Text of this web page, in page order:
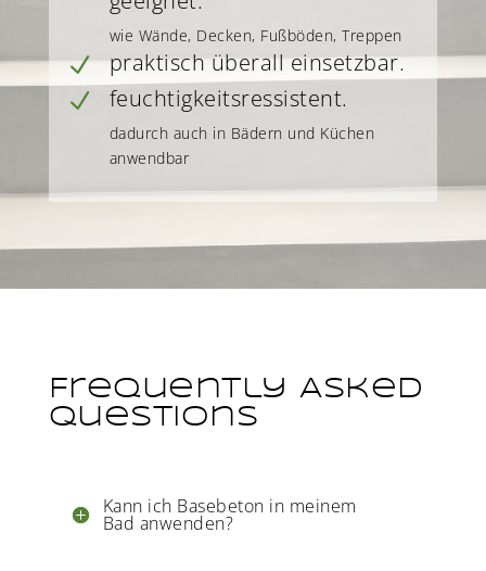
wie Wände, Decken, Fußböden, Treppen
N praktisch überall einsetzbar.
N feuchtigkeitsressistent.
dadurch auch in Bädern und Küchen
anwendbar
Frequently Asked
Questions
Kann ich Basebeton in meinem
Bad anwenden?